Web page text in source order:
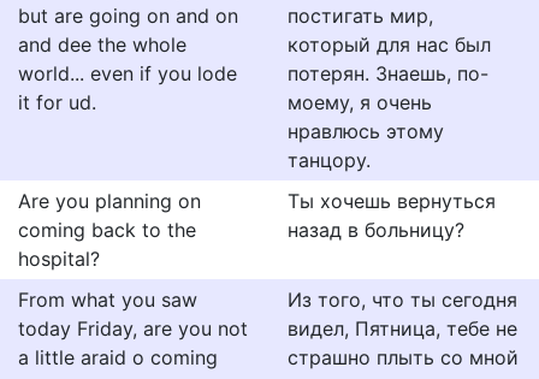
but are going on and on
and dee the whole
world... even if you lode
it for ud.
постигать мир,
который для нас был
потерян. Знаешь, по-
моему, я очень
нравлюсь этому
танцору.
Are you planning on
coming back to the
hospital?
Ты хочешь вернуться
назад в больницу?
From what you saw
today Friday, are you not
a little araid o coming
Из того, что ты сегодня
видел, Пятница, тебе не
страшно плыть со мной